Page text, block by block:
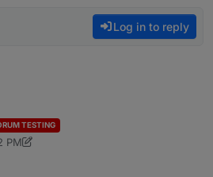
Log in to reply
geändert.
nur im Falle einer
denke das war das Problem. Jetzt
!!!
TESTING
PM
2024, 8:52 PM